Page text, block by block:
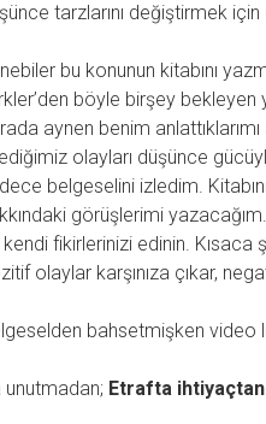
tarzlarını değiştirmek
bu konunun kitabını
böyle birşey bekleyen
aynen benim
olayları düşünce
belgeselini izledim.
görüşlerimi
fikirlerinizi edinin.
olaylar karşınıza çıkar,
bahsetmişken video
unutmadan; Etrafta